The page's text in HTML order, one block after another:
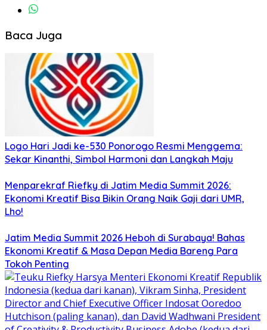
Baca Juga
Logo Hari Jadi ke-530 Ponorogo Resmi Menggema:
Sekar Kinanthi, Simbol Harmoni dan Langkah Maju
Menparekraf Riefky di Jatim Media Summit 2026:
Ekonomi Kreatif Bisa Bikin Orang Naik Gaji dari UMR,
Lho!
Jatim Media Summit 2026 Heboh di Surabaya! Bahas
Ekonomi Kreatif & Masa Depan Media Bareng Para
Tokoh Penting